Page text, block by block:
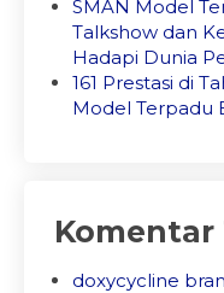
SMAN Model
Talkshow dan
Hadapi Dunia
161 Prestasi di
Model Terpadu
Komentar
doxycycline